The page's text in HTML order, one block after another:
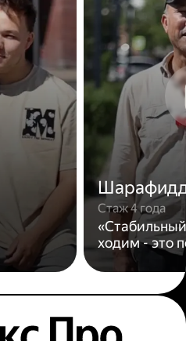
Стаж 4 года
ходим - это